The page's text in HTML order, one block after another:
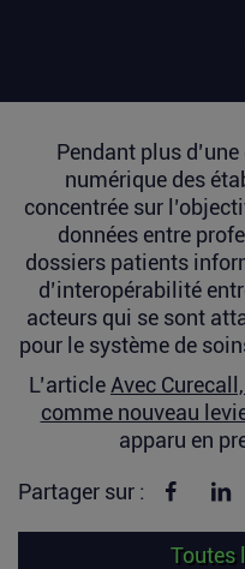
Pendant plus
numérique des
concentrée sur
données entre
dossiers patients
d’interopérabilité
acteurs qui se sont
pour le système de
L’article Avec
comme nouveau
apparu en
Partager sur : Partager
Toutes